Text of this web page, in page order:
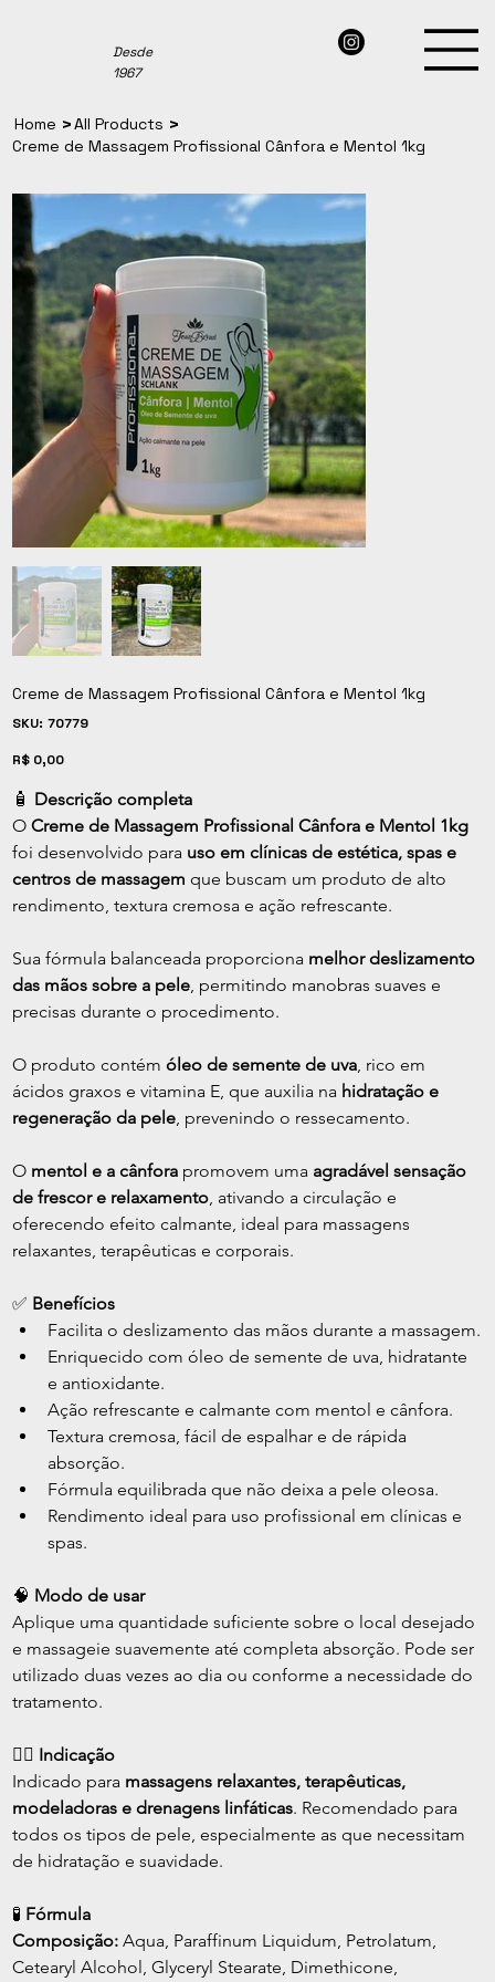
Desde
1967
Home >All Products >
Creme de Massagem Profissional Cânfora e Mentol 1kg
Creme de Massagem Profissional Cânfora e Mentol 1kg
SKU: SKU
70779
70779
Preço
R$ 0,00
🧴 Descrição completa
O Creme de Massagem Profissional Cânfora e Mentol 1kg
foi desenvolvido para uso em clínicas de estética, spas e
centros de massagem que buscam um produto de alto
rendimento, textura cremosa e ação refrescante.
Sua fórmula balanceada proporciona melhor deslizamento
das mãos sobre a pele , permitindo manobras suaves e
precisas durante o procedimento.
O produto contém óleo de semente de uva , rico em
ácidos graxos e vitamina E, que auxilia na hidratação e
regeneração da pele , prevenindo o ressecamento.
O mentol e a cânfora promovem uma agradável sensação
de frescor e relaxamento , ativando a circulação e
oferecendo efeito calmante, ideal para massagens
relaxantes, terapêuticas e corporais.
✅ Benefícios
Facilita o deslizamento das mãos durante a massagem.
Enriquecido com óleo de semente de uva, hidratante
e antioxidante.
Ação refrescante e calmante com mentol e cânfora.
Textura cremosa, fácil de espalhar e de rápida
absorção.
Fórmula equilibrada que não deixa a pele oleosa.
Rendimento ideal para uso profissional em clínicas e
spas.
🧠 Modo de usar
Aplique uma quantidade suficiente sobre o local desejado
e massageie suavemente até completa absorção. Pode ser
utilizado duas vezes ao dia ou conforme a necessidade do
tratamento.
💇‍♀️ Indicação
Indicado para massagens relaxantes, terapêuticas,
modeladoras e drenagens linfáticas. Recomendado para
todos os tipos de pele, especialmente as que necessitam
de hidratação e suavidade.
🧪 Fórmula
Composição: Aqua, Paraffinum Liquidum, Petrolatum,
Cetearyl Alcohol, Glyceryl Stearate, Dimethicone,